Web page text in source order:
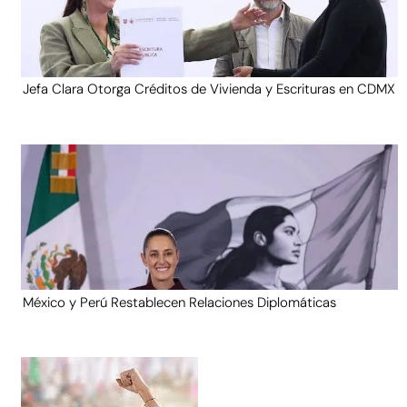
Jefa Clara Otorga Créditos de Vivienda y Escrituras en CDMX
México y Perú Restablecen Relaciones Diplomáticas